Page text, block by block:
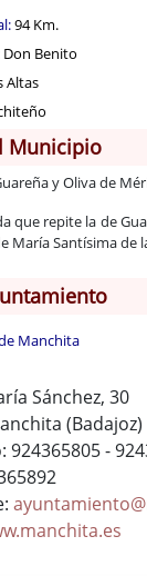
94 Km.
Don Benito
Altas
Municipio
y Oliva de
que repite la de
María Santísima de
Manchita
Sánchez, 30
(Badajoz)
924365805 -